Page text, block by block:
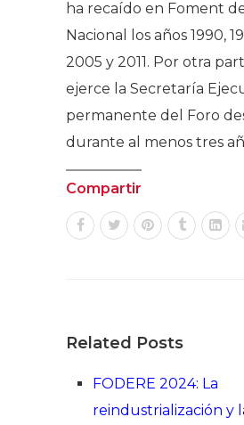
ha recaído en Foment
Nacional los años 1990,
2005 y 2011. Por otra
ejerce la Secretaría
permanente del Foro
durante al menos tres
Compartir
Related Posts
FODERE 2024: La
reindustrialización y